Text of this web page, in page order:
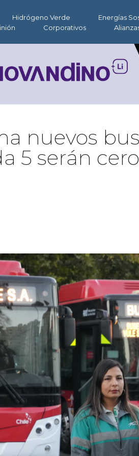
Hidrógeno Verde Energías
Corporativos
nuevos
5 serán